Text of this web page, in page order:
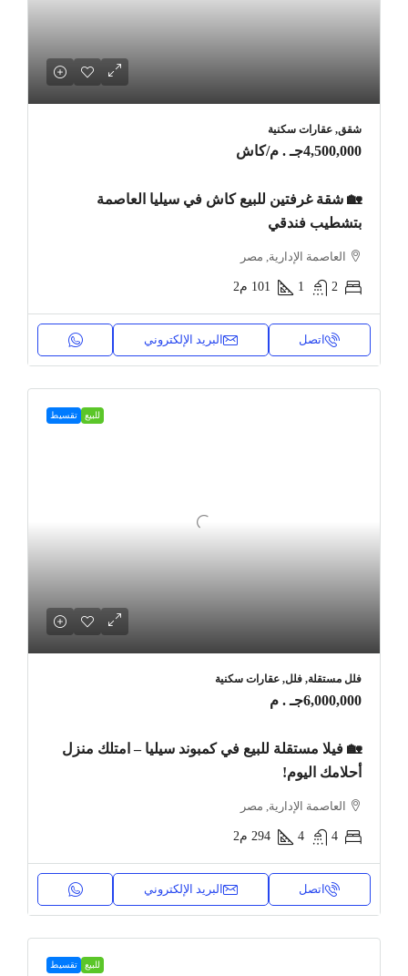
شقق, عقارات سكنية
4,500,000جـ . م /كاش
🏡 شقة غرفتين للبيع كاش في سيليا العاصمة
بتشطيب فندقي
العاصمة الإدارية, مصر
2
1
101 م2
اتصل البريد الإلكتروني
للبيع تقسيط
فلل مستقلة, فلل, عقارات سكنية
6,000,000جـ . م
🏡 فيلا مستقلة للبيع في كمبوند سيليا – امتلك منزل
أحلامك اليوم!
العاصمة الإدارية, مصر
4
4
294 م2
اتصل البريد الإلكتروني
للبيع تقسيط